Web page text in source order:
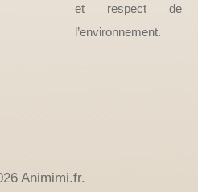
et respect de
l’environnement.
Animimi.fr.